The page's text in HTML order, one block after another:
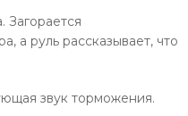
Загорается
а руль рассказывает, что
звук торможения.